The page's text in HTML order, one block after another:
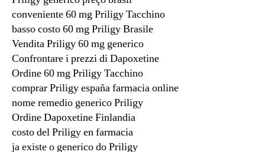
conveniente 60 mg Priligy Tacchino
basso costo 60 mg Priligy Brasile
Vendita Priligy 60 mg generico
Confrontare i prezzi di Dapoxetine
Ordine 60 mg Priligy Tacchino
comprar Priligy españa farmacia online
nome remedio generico Priligy
Ordine Dapoxetine Finlandia
costo del Priligy en farmacia
ja existe o generico do Priligy